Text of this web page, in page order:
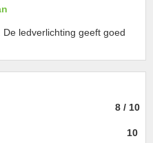
ledverlichting geeft goed
8 / 10
10